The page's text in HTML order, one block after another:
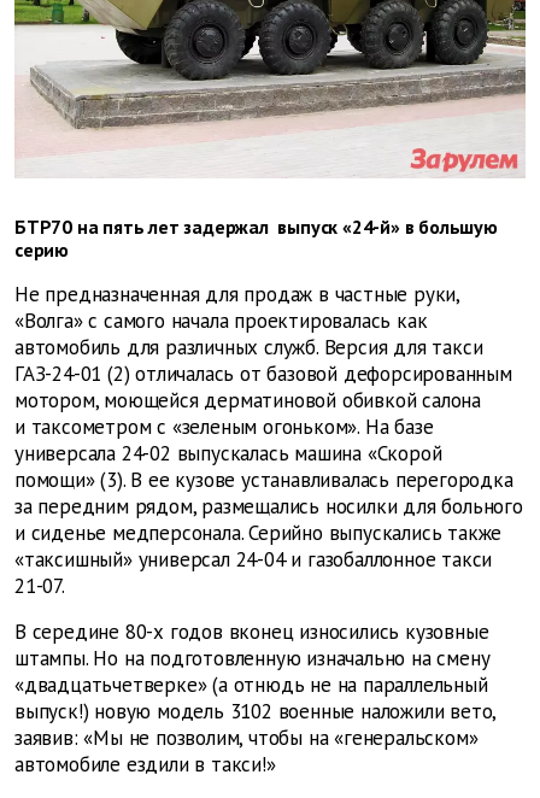
БТР70 на пять лет задержал выпуск «24-й» в большую
серию
Не предназначенная для продаж в частные руки,
«Волга» с самого начала проектировалась как
автомобиль для различных служб. Версия для такси
ГАЗ-24-01 (2) отличалась от базовой дефорсированным
мотором, моющейся дерматиновой обивкой салона
и таксометром с «зеленым огоньком». На базе
универсала 24-02 выпускалась машина «Скорой
помощи» (3). В ее кузове устанавливалась перегородка
за передним рядом, размещались носилки для больного
и сиденье медперсонала. Серийно выпускались также
«таксишный» универсал 24-04 и газобаллонное такси
21-07.
В середине 80-х годов вконец износились кузовные
штампы. Но на подготовленную изначально на смену
«двадцатьчетверке» (а отнюдь не на параллельный
выпуск!) новую модель 3102 военные наложили вето,
заявив: «Мы не позволим, чтобы на «генеральском»
автомобиле ездили в такси!»